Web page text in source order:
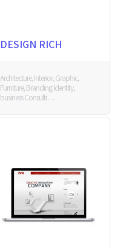
DESIGN RICH
Architecture, Interior, Graphic,
Furniture, Branding Identity,
business Consulti . . .